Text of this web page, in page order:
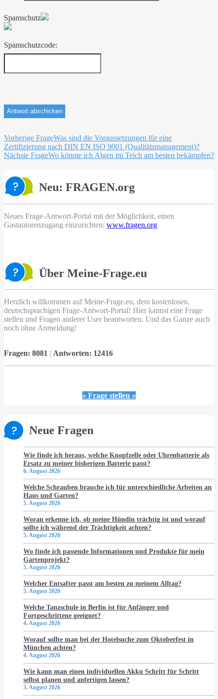
Spamschutz
Spamschutzcode:
Beitragsnavigation
Vorherige FrageWas sind die Voraussetzungen für eine
Zertifizierung nach DIN EN ISO 9001 (Qualitätsmanagement)?
Nächste FrageWo könnte ich Algen im Teich am besten bekämpfen?
Neu: FRAGEN.org
Neues Frage-Antwort-Portal mit der Möglichkeit, einen
Gastautorenzugang einzurichten: www.fragen.org
Über Meine-Frage.eu
Herzlich willkommen auf Meine-Frage.eu, dem kostenlosen,
deutschsprachigen Frage-Antwort-Portal! Hier kannst eine Frage
stellen und Fragen anderer User beantworten. Und das Ganze auch
noch ohne Anmeldung!
Fragen: 8081 | Antworten: 12416
» Frage stellen «
Neue Fragen
Wie finde ich heraus, welche Knopfzelle oder Uhrenbatterie als
Ersatz zu meiner bisherigen Batterie passt?
6. August 2026
Welche Schrauben brauche ich für unterschiedliche Arbeiten an
Haus und Garten?
5. August 2026
Woran erkenne ich, ob meine Hündin trächtig ist und worauf
sollte ich während der Trächtigkeit achten?
5. August 2026
Wo finde ich passende Informationen und Produkte für mein
Gartenprojekt?
5. August 2026
Welcher Entsafter passt am besten zu meinem Alltag?
5. August 2026
Welche Tanzschule in Berlin ist für Anfänger und
Fortgeschrittene geeignet?
4. August 2026
Worauf sollte man bei der Hotelsuche zum Oktoberfest in
München achten?
4. August 2026
Wie kann man einen individuellen Akku Schritt für Schritt
selbst planen und anfertigen lassen?
3. August 2026